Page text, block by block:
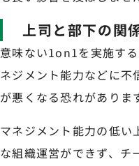
上司と部下の関
意味ない1on1を実施す
ネジメント能力などに不
が悪くなる恐れがありま
マネジメント能力の低い
な組織運営ができず、チ